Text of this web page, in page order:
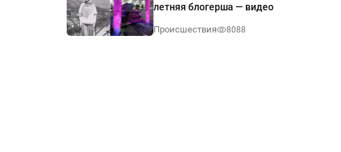
летняя блогерша — видео
Происшествия 8088